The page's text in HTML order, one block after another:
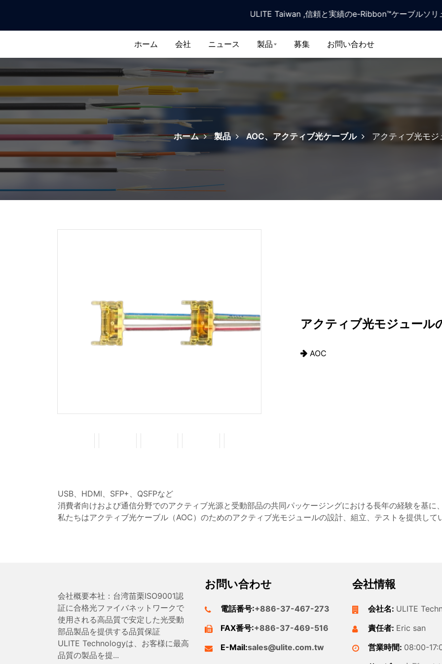
ULITE Taiwan ,信頼と実績のe-Ribbon™ケーブルソリュ
ホーム 会社 ニュース 製品 募集 お問い合わせ
ホーム 製品 AOC、アクティブ光ケーブル アクティブ光モジ
アクティブ光モジュール
AOC
USB、HDMI、SFP+、QSFPなど
消費者向けおよび通信分野でのアクティブ光源と受動部品の共同パッケージングにおける長年の経験を基に
私たちはアクティブ光ケーブル（AOC）のためのアクティブ光モジュールの設計、組立、テストを提供して
会社概要本社：台湾苗栗ISO9001認
証に合格光ファイバネットワークで
使用される高品質で安定した光受動
部品製品を提供する品質保証
ULITE Technologyは、お客様に最高
品質の製品を提...
お問い合わせ
電話番号:+886-37-467-273
FAX番号:+886-37-469-516
E-Mail:sales@ulite.com.tw
会社情報
会社名: ULITE
責任者: Eric san
営業時間: 08:00-